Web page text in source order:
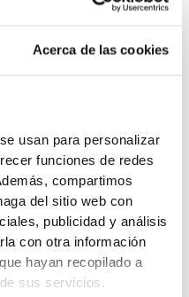
Acerca de las cookies
usan para personalizar
funciones de redes
compartimos
del sitio web con
publicidad y análisis
con otra información
hayan recopilado a
sus servicios.
23-CL/25